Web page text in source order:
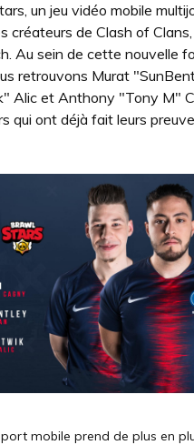
un jeu vidéo mobile
créateurs de Clash of
Au sein de cette nouvelle
retrouvons Murat
Alic et Anthony "Tony M"
qui ont déjà fait leurs
mobile prend de plus en